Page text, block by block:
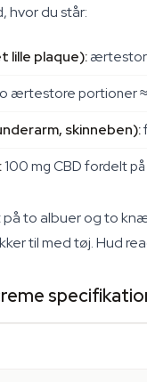
hvor du står:
lille plaque):ærtestor
ærtestore portioner ≈
skinneben):
100 mg CBD fordelt
to albuer og to
til med tøj. Hud